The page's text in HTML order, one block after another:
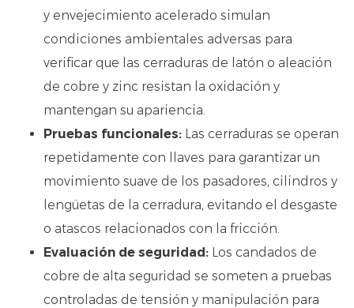
y envejecimiento acelerado simulan
condiciones ambientales adversas para
verificar que las cerraduras de latón o aleación
de cobre y zinc resistan la oxidación y
mantengan su apariencia.
Pruebas funcionales: Las cerraduras se operan
repetidamente con llaves para garantizar un
movimiento suave de los pasadores, cilindros y
lengüetas de la cerradura, evitando el desgaste
o atascos relacionados con la fricción.
Evaluación de seguridad: Los candados de
cobre de alta seguridad se someten a pruebas
controladas de tensión y manipulación para